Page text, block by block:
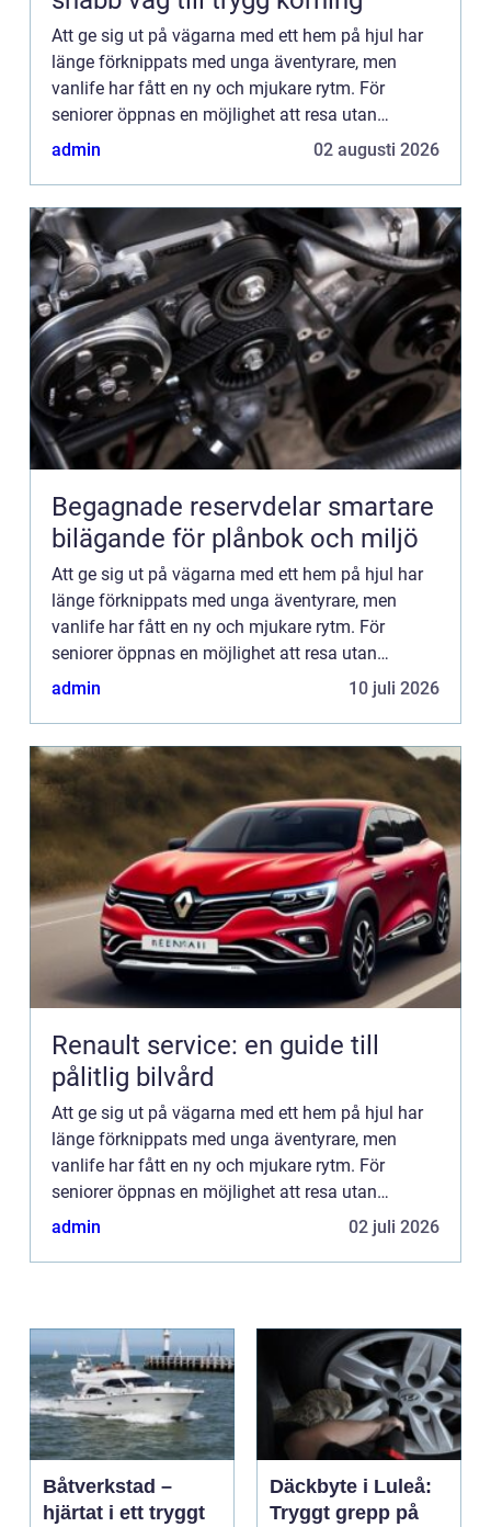
Att ge sig ut på vägarna med ett hem på hjul har
länge förknippats med unga äventyrare, men
vanlife har fått en ny och mjukare rytm. För
seniorer öppnas en möjlighet att resa utan
tidspress, hotell...
admin 02 augusti 2026
Begagnade reservdelar smartare
bilägande för plånbok och miljö
Att ge sig ut på vägarna med ett hem på hjul har
länge förknippats med unga äventyrare, men
vanlife har fått en ny och mjukare rytm. För
seniorer öppnas en möjlighet att resa utan
tidspress, hotell...
admin 10 juli 2026
Renault service: en guide till
pålitlig bilvård
Att ge sig ut på vägarna med ett hem på hjul har
länge förknippats med unga äventyrare, men
vanlife har fått en ny och mjukare rytm. För
seniorer öppnas en möjlighet att resa utan
tidspress, hotell...
admin 02 juli 2026
Båtverkstad –
hjärtat i ett tryggt
Däckbyte i Luleå:
Tryggt grepp på